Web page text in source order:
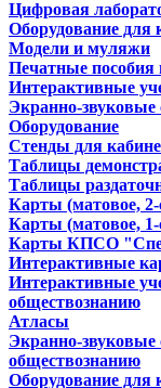
Цифровая
Оборудование для
Модели и муляжи
Печатные
Интерактивные
Экранно-звуковые
Оборудование
Стенды для
Таблицы
Таблицы
Карты (матовое, 2-
Карты (матовое, 1-
Карты КПСО
Интерактивные
Интерактивные
обществознанию
Атласы
Экранно-звуковые
обществознанию
Оборудование для